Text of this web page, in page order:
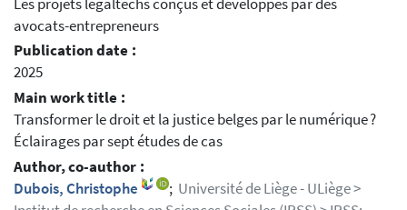
avocats-entrepreneurs
Publication date :
2025
Main work title :
Transformer le droit et la justice belges par le numérique ?
Éclairages par sept études de cas
Author, co-author :
Dubois, Christophe
; Université de Liège - ULiège >